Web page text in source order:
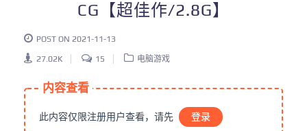
CG【超佳作/2.8G】
POST ON 2021-11-13
27.02K 15 电脑游戏
内容查看
此内容仅限注册用户查看，请先 登录